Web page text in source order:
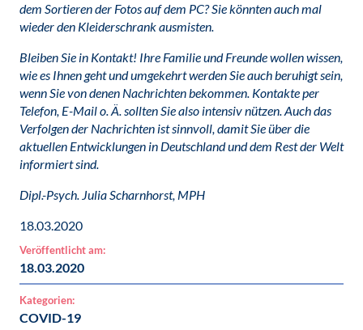
dem Sortieren der Fotos auf dem PC? Sie könnten auch mal
wieder den Kleiderschrank ausmisten.
Bleiben Sie in Kontakt! Ihre Familie und Freunde wollen wissen,
wie es Ihnen geht und umgekehrt werden Sie auch beruhigt sein,
wenn Sie von denen Nachrichten bekommen. Kontakte per
Telefon, E-Mail o. Ä. sollten Sie also intensiv nützen. Auch das
Verfolgen der Nachrichten ist sinnvoll, damit Sie über die
aktuellen Entwicklungen in Deutschland und dem Rest der Welt
informiert sind.
Dipl.-Psych. Julia Scharnhorst, MPH
18.03.2020
Veröffentlicht am:
18.03.2020
Kategorien:
COVID-19